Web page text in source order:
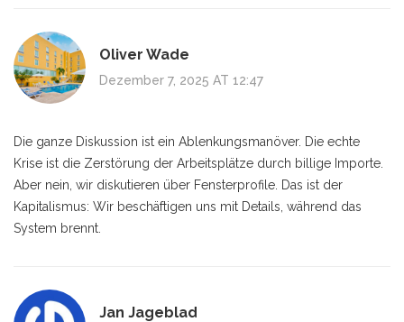
Oliver Wade
Dezember 7, 2025 AT 12:47
Die ganze Diskussion ist ein Ablenkungsmanöver. Die echte
Krise ist die Zerstörung der Arbeitsplätze durch billige Importe.
Aber nein, wir diskutieren über Fensterprofile. Das ist der
Kapitalismus: Wir beschäftigen uns mit Details, während das
System brennt.
Jan Jageblad